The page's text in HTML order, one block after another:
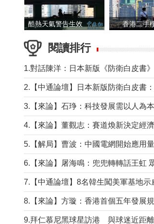
酷熱天氣警告生效 本港高溫持續至下周 香港二手
閱讀排行
4.【來論】董觀志：賽道煥新決定經
9.拜仁慕尼黑球星訪港 與球迷近距